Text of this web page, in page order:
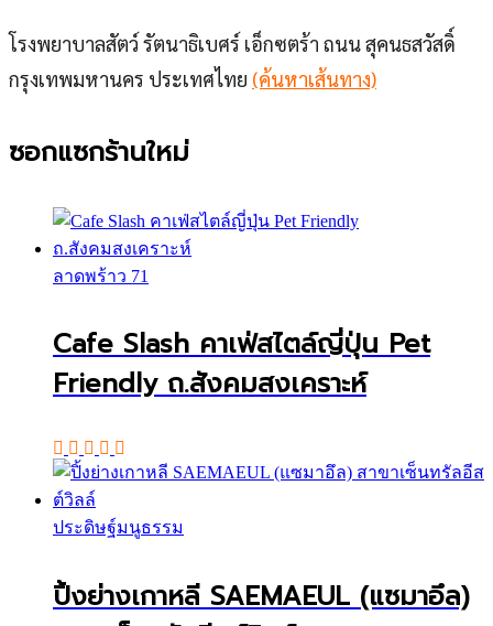
โรงพยาบาลสัตว์ รัตนาธิเบศร์ เอ็กซตร้า ถนน สุคนธสวัสดิ์
กรุงเทพมหานคร ประเทศไทย (ค้นหาเส้นทาง)
ซอกแซกร้านใหม่
ลาดพร้าว 71
Cafe Slash คาเฟ่สไตล์ญี่ปุ่น Pet
Friendly ถ.สังคมสงเคราะห์
ประดิษฐ์มนูธรรม
ปิ้งย่างเกาหลี SAEMAEUL (แซมาอึล)